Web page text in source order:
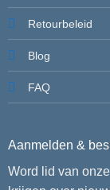
Retourbeleid
Blog
FAQ
Aanmelden &
Word lid van